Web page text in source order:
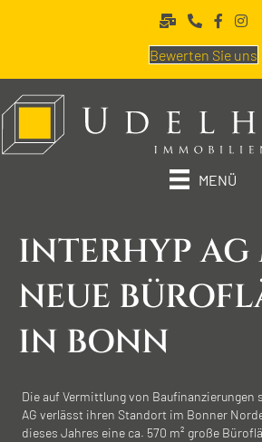
Bewerten Sie uns
MENÜ
INTERHYP AG
NEUE
IN BONN
Die auf Vermittlung von Baufinanzierungen
AG verlässt ihren Standort im Bonner
dieses Jahres eine ca. 570 m² große